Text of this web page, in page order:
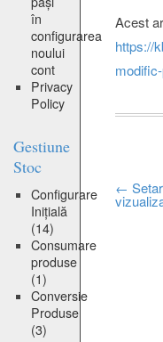
în
configurarea
noului
cont
Privacy
Policy
Gestiune
Stoc
Configurare
Inițială
(14)
Consumare
produse
(1)
Conversie
Produse
(3)
Acest
https://
Post
←